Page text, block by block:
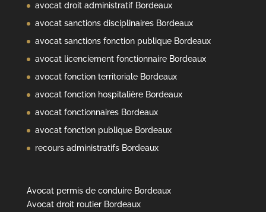
avocat droit administratif Bordeaux
avocat sanctions disciplinaires Bordeaux
avocat sanctions fonction publique Bordeaux
avocat licenciement fonctionnaire Bordeaux
avocat fonction territoriale Bordeaux
avocat fonction hospitalière Bordeaux
avocat fonctionnaires Bordeaux
avocat fonction publique Bordeaux
recours administratifs Bordeaux
Avocat permis de conduire Bordeaux
Avocat droit routier Bordeaux